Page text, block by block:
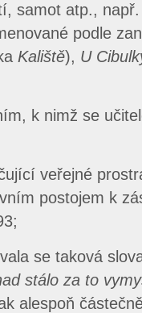
samot atp.,
podle
Kaliště), U
k nimž se
veřejné
postojem k
se taková
stálo za to
alespoň